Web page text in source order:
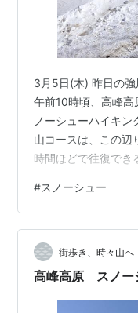
3月5日(木) 昨日の強
午前10時頃、高峰高
ノーシューハイキ
山コースは、この辺
時間ほどで往復でき
歩きたいと思います
ホテル横にある登山
ました。 しばらく
写真だとなだらかに
キツイです。 野ウサ
#スノーシュー
街歩き、時々山へ
高峰高原 スノー